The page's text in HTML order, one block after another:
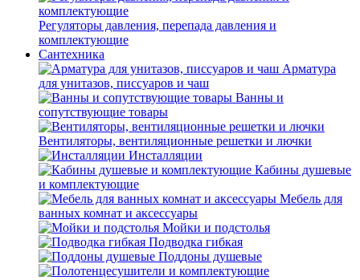
Регуляторы давления, перепада давления и
комплектующие
Сантехника
Арматура
для унитазов, писсуаров и чаш
Ванны и
сопутствующие товары
Вентиляторы, вентиляционные решетки и лючки
Инсталляции
Кабины душевые
и комплектующие
Мебель для
ванных комнат и аксессуары
Мойки и подстолья
Подводка гибкая
Поддоны душевые